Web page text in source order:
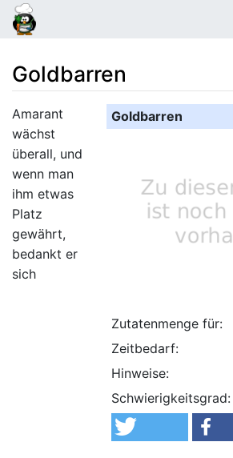
Goldbarren
Wechseln zu: Navigation,Suche
Goldbarren
Zutatenmenge für:
Zeitbedarf:
Hinweise:
Schwierigkeitsgrad:
Amarant
wächst
überall, und
wenn man
ihm etwas
Platz
gewährt,
bedankt er
sich